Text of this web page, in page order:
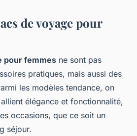
de voyage pour
pour femmes ne sont pas
pratiques, mais aussi des
les modèles tendance, on
élégance et fonctionnalité,
occasions, que ce soit un
séjour.